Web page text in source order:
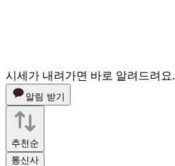
시세가 내려가면 바로 알려드려요.
알림 받기
추천순
통신사